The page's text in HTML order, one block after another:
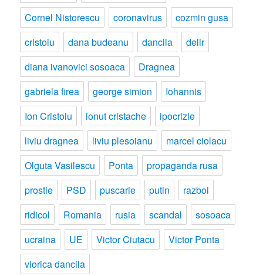
Cornel Nistorescu
coronavirus
cozmin gusa
cristoiu
dana budeanu dancila
delir
diana ivanovici sosoaca
Dragnea
gabriela firea
george simion
Iohannis
Ion Cristoiu
ionut cristache
ipocrizie
liviu dragnea
liviu plesoianu
marcel ciolacu
Olguta Vasilescu
Ponta
propaganda rusa
prostie
PSD puscarie putin
razboi
ridicol
Romania rusia scandal
sosoaca
ucraina
UE Victor Ciutacu
Victor Ponta
viorica dancila